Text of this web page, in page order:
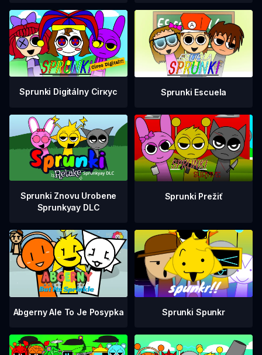
Sprunki Digitálny Cirкус Sprunki Escuela
Sprunki Znovu Urobene
Sprunkyay DLC
Sprunki Prežiť
Abgerny Ale To Je Posypka Sprunki Spunkr